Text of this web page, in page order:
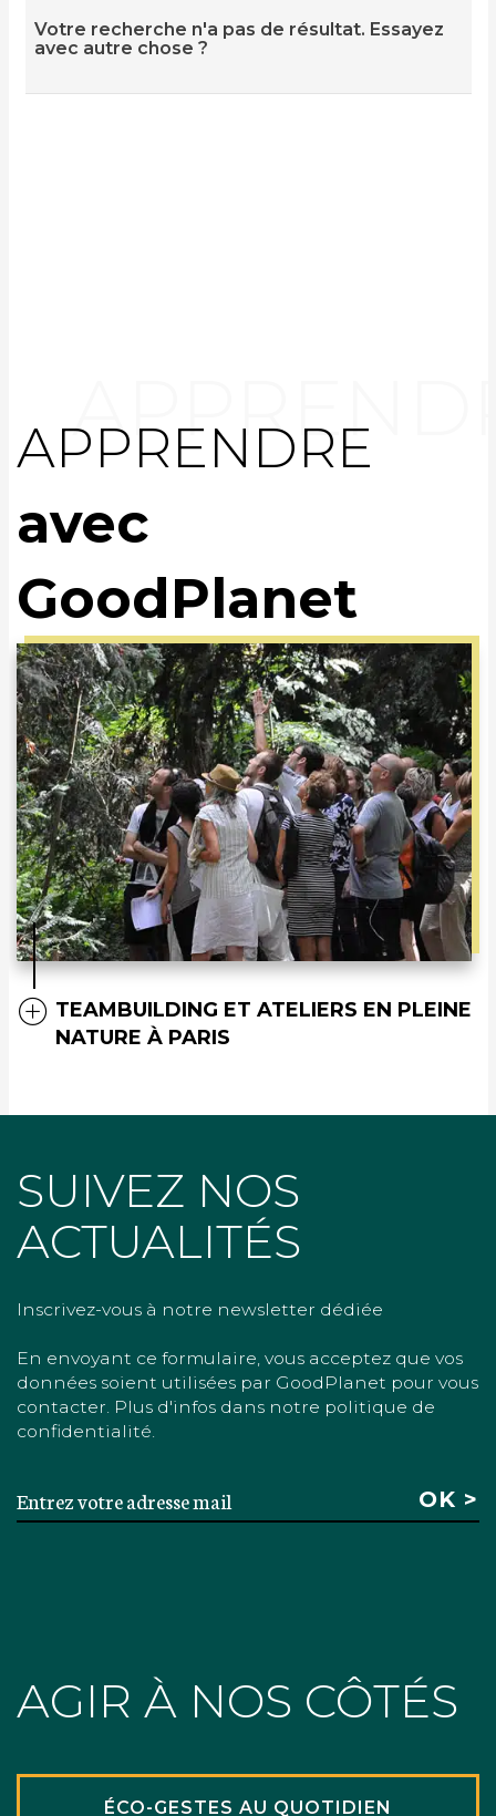
Votre recherche n'a pas de résultat. Essayez
avec autre chose ?
APPRENDRE
avec
GoodPlanet
TEAMBUILDING ET ATELIERS EN PLEINE
NATURE À PARIS
SUIVEZ NOS
ACTUALITÉS
Inscrivez-vous à notre newsletter dédiée
En envoyant ce formulaire, vous acceptez que vos
données soient utilisées par GoodPlanet pour vous
contacter. Plus d'infos dans notre politique de
confidentialité.
AGIR À NOS CÔTÉS
ÉCO-GESTES AU QUOTIDIEN